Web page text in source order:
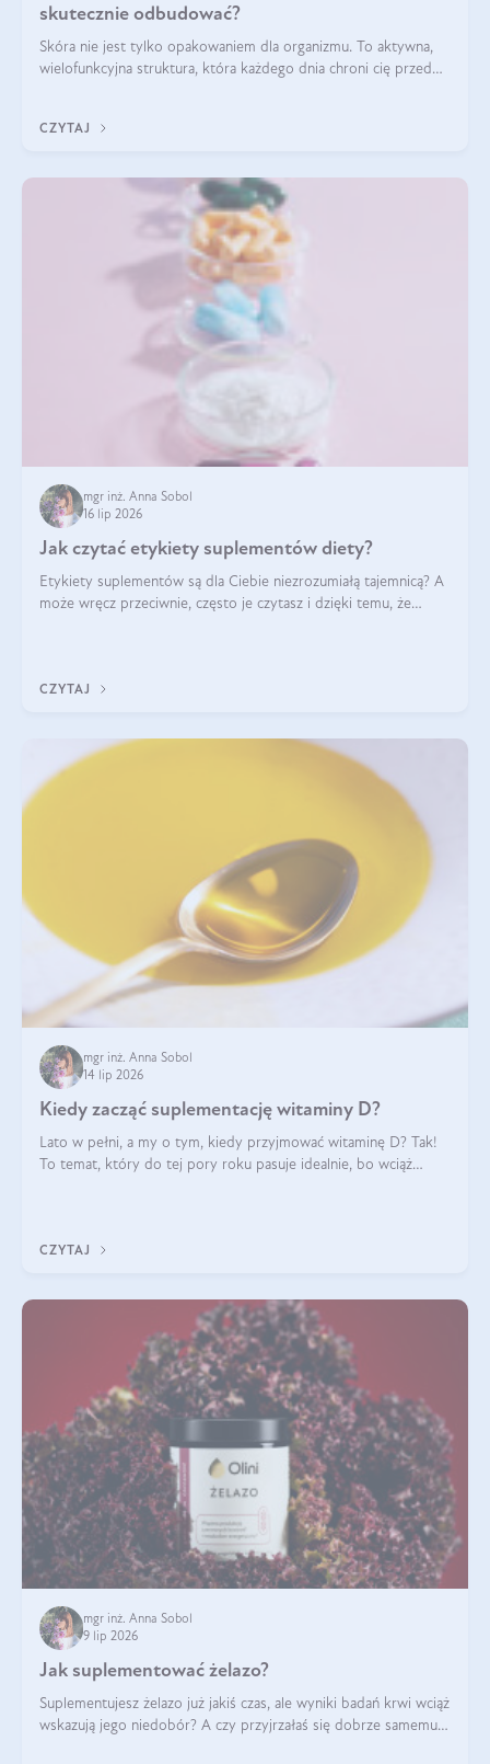
skutecznie odbudować?
Skóra nie jest tylko opakowaniem dla organizmu. To aktywna,
wielofunkcyjna struktura, która każdego dnia chroni cię przed
bariera hydrolipidowa.
CZYTAJ
mgr inż. Anna Sobol
16 lip 2026
Jak czytać etykiety suplementów diety?
Etykiety suplementów są dla Ciebie niezrozumiałą tajemnicą? A
może wręcz przeciwnie, często je czytasz i dzięki temu, że
CZYTAJ
mgr inż. Anna Sobol
14 lip 2026
Kiedy zacząć suplementację witaminy D?
Lato w pełni, a my o tym, kiedy przyjmować witaminę D? Tak!
To temat, który do tej pory roku pasuje idealnie, bo wciąż
CZYTAJ
mgr inż. Anna Sobol
9 lip 2026
Jak suplementować żelazo?
Suplementujesz żelazo już jakiś czas, ale wyniki badań krwi wciąż
wskazują jego niedobór? A czy przyjrzałaś się dobrze samemu